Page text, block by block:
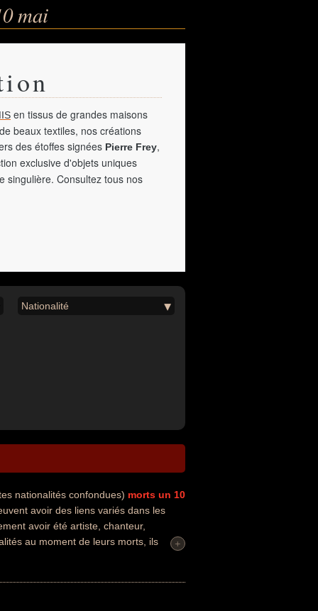
mai
en tissus de grandes maisons
beaux textiles, nos créations
des étoffes signées Pierre Frey,
exclusive d'objets uniques
singulière. Consultez tous nos
Nationalité
nationalités confondues) morts un 10
avoir des liens variés dans les
avoir été artiste, chanteur,
au moment de leurs morts, ils
+